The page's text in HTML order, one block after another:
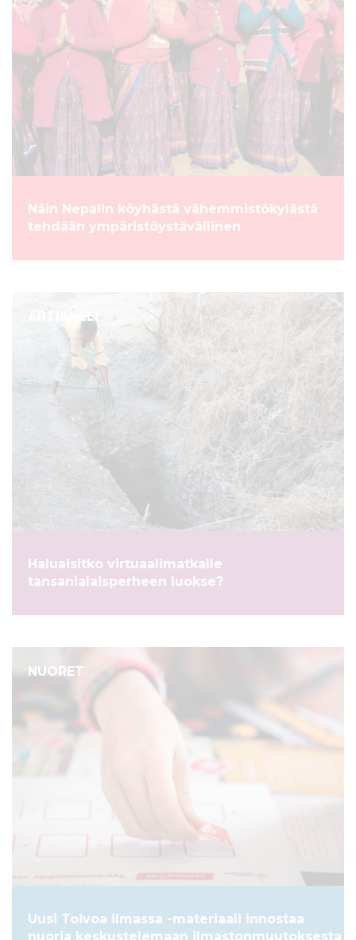
Näin Nepalin köyhästä vähemmistökylästä
tehdään ympäristöystävällinen
ARTIKKELI
Haluaisitko virtuaalimatkalle
tansanialaisperheen luokse?
NUORET
Uusi Toivoa ilmassa -materiaali innostaa
nuoria keskustelemaan ilmastonmuutoksesta